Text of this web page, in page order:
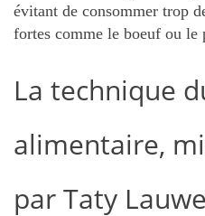
évitant de consommer trop
fortes comme le boeuf ou le
La technique
alimentaire,
par Taty